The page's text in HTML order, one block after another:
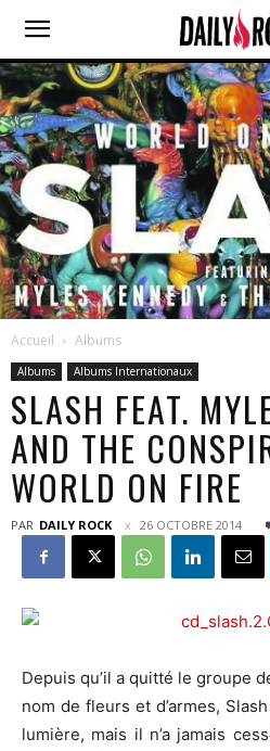
Accueil Albums
Albums Albums Internationaux
SLASH FEAT.
AND THE
WORLD ON FIRE
PAR DAILY ROCK 26 OCTOBRE 2014
Depuis qu’il a quitté le groupe
nom de fleurs et d’armes,
lumière, mais il n’a jamais